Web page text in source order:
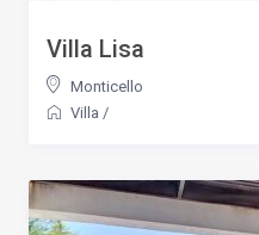
Villa Lisa
Monticello
Villa /